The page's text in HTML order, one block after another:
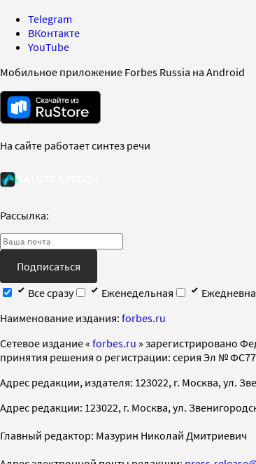
Telegram
ВКонтакте
YouTube
Мобильное приложение Forbes Russia на Android
На сайте работает синтез речи
Рассылка:
Подписаться
Все сразу
Еженедельная
Наименование издания: forbes.ru
Cетевое издание « forbes.ru » зарегистрировано
принятия решения о регистрации: серия Эл №
Адрес редакции, издателя: 123022, г. Москва, ул.
Адрес редакции: 123022, г. Москва, ул.
Главный редактор: Мазурин Николай Дмитриевич